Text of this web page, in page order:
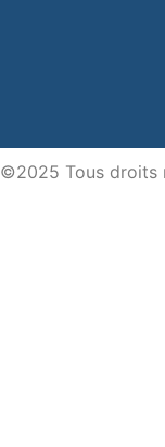
©2025 Tous droits